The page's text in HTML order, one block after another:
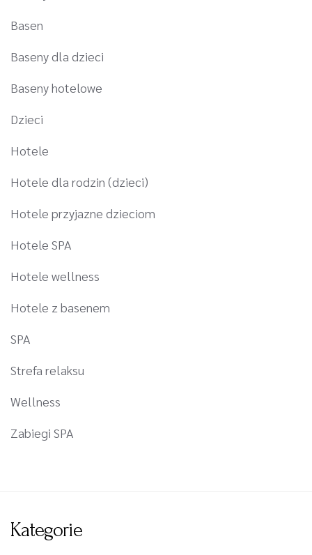
Basen
Baseny dla dzieci
Baseny hotelowe
Dzieci
Hotele
Hotele dla rodzin (dzieci)
Hotele przyjazne dzieciom
Hotele SPA
Hotele wellness
Hotele z basenem
SPA
Strefa relaksu
Wellness
Zabiegi SPA
Kategorie